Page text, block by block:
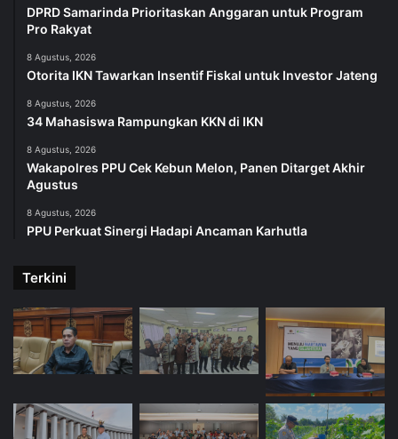
DPRD Samarinda Prioritaskan Anggaran untuk Program
Pro Rakyat
8 Agustus, 2026
Otorita IKN Tawarkan Insentif Fiskal untuk Investor Jateng
8 Agustus, 2026
34 Mahasiswa Rampungkan KKN di IKN
8 Agustus, 2026
Wakapolres PPU Cek Kebun Melon, Panen Ditarget Akhir
Agustus
8 Agustus, 2026
PPU Perkuat Sinergi Hadapi Ancaman Karhutla
Terkini